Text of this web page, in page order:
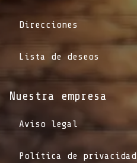
Direcciones
Lista de deseos
Nuestra empresa
Aviso legal
Política de privacidad